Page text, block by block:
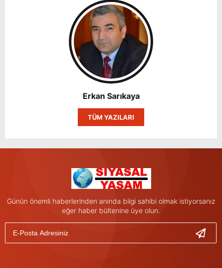
Erkan Sarıkaya
TÜM YAZILARI
Günün önemli haberlerinden anında bilgi sahibi olmak istiyorsanız
eğer haber bültenine üye olun.